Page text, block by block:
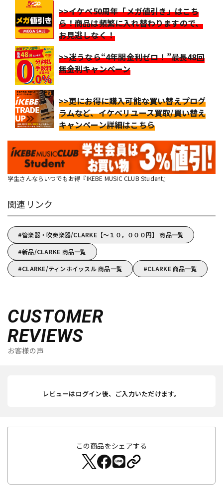
>>イケベ50周年「メガ値引き」はこち
ら！商品は頻繁に入れ替わりますので、
お見逃しなく！
>>迷うなら“4年間金利ゼロ！”最長48回
無金利キャンペーン
>>更にお得に購入可能な買い替えプログ
ラムなど、イケベリユース買取/買い替え
キャンペーン詳細はこちら
学生さんならいつでもお得『IKEBE MUSIC CLUB Student』
関連リンク
管楽器・吹奏楽器/CLARKE【～１０，０００円】 商品一覧
新品/CLARKE 商品一覧
CLARKE/ティンホイッスル 商品一覧
CLARKE 商品一覧
CUSTOMER
REVIEWS
お客様の声
レビューはログイン後、ご入力いただけます。
この商品をシェアする